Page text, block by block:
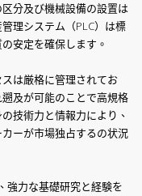
分及び機械設備の設置は
理システム（PLC）は標
安定を確保します。
は厳格に管理されてお
及が可能のことで高規格
技術力と情報力により、
ーが市場独占するの状況
強力な基礎研究と経験を